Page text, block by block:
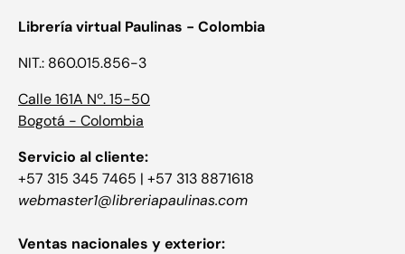
Librería virtual Paulinas - Colombia
NIT.: 860.015.856-3
Calle 161A Nº. 15-50
Bogotá - Colombia
Servicio al cliente:
+57 315 345 7465 | +57 313 8871618
webmaster1@libreriapaulinas.com
Ventas nacionales y exterior: